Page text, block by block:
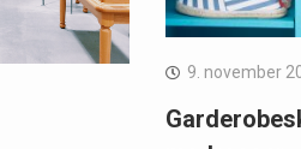
9. november